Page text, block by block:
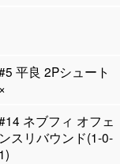
平良 2Pシュート
×
ネブフィ オフェ
ンスリバウンド(1-0-
1)